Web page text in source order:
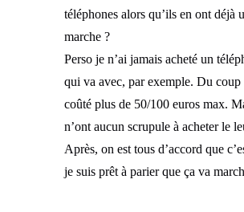
téléphones alors qu’ils en ont déjà
marche ?
Perso je n’ai jamais acheté un
qui va avec, par exemple. Du coup
coûté plus de 50/100 euros max.
n’ont aucun scrupule à acheter le
Après, on est tous d’accord que
je suis prêt à parier que ça va